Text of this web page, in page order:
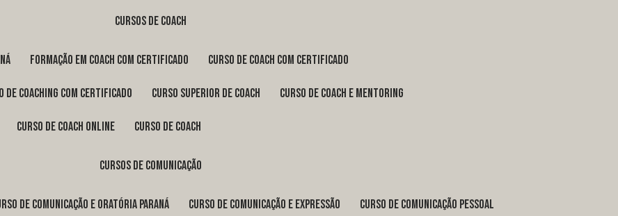
cursos de coach
formação em coach com certificado curso de coach com certificado
de coaching com certificado curso superior de coach curso de coach e mentoring
curso de coach online curso de coach
cursos de comunicação
de comunicação e oratória Paraná curso de comunicação e expressão curso de comunicação pessoal